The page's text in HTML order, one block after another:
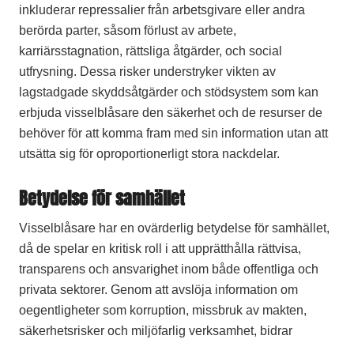
inkluderar repressalier från arbetsgivare eller andra
berörda parter, såsom förlust av arbete,
karriärsstagnation, rättsliga åtgärder, och social
utfrysning. Dessa risker understryker vikten av
lagstadgade skyddsåtgärder och stödsystem som kan
erbjuda visselblåsare den säkerhet och de resurser de
behöver för att komma fram med sin information utan att
utsätta sig för oproportionerligt stora nackdelar.
Betydelse för samhället
Visselblåsare har en ovärderlig betydelse för samhället,
då de spelar en kritisk roll i att upprätthålla rättvisa,
transparens och ansvarighet inom både offentliga och
privata sektorer. Genom att avslöja information om
oegentligheter som korruption, missbruk av makten,
säkerhetsrisker och miljöfarlig verksamhet, bidrar